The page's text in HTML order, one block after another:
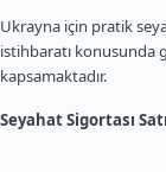
Ukrayna için pratik
istihbaratı konusunda
kapsamaktadır.
Seyahat Sigortası